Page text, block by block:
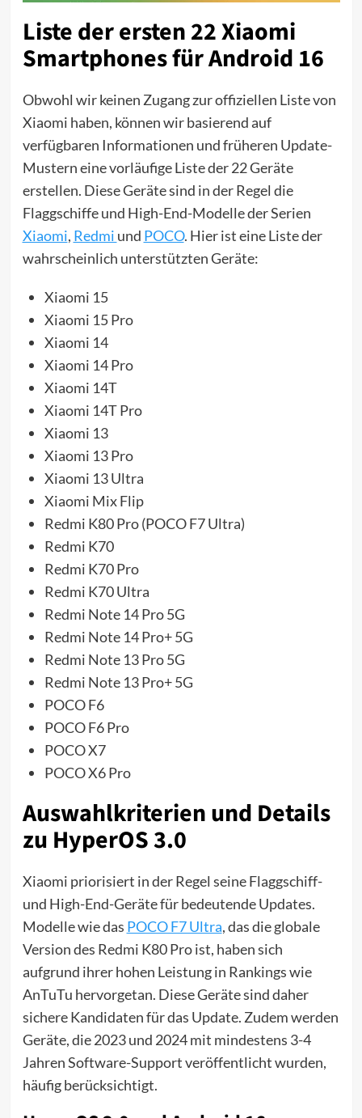
Liste der ersten 22 Xiaomi
Smartphones für Android 16
Obwohl wir keinen Zugang zur offiziellen Liste von
Xiaomi haben, können wir basierend auf
verfügbaren Informationen und früheren Update-
Mustern eine vorläufige Liste der 22 Geräte
erstellen. Diese Geräte sind in der Regel die
Flaggschiffe und High-End-Modelle der Serien
Xiaomi, Redmi und POCO. Hier ist eine Liste der
wahrscheinlich unterstützten Geräte:
Xiaomi 15
Xiaomi 15 Pro
Xiaomi 14
Xiaomi 14 Pro
Xiaomi 14T
Xiaomi 14T Pro
Xiaomi 13
Xiaomi 13 Pro
Xiaomi 13 Ultra
Xiaomi Mix Flip
Redmi K80 Pro (POCO F7 Ultra)
Redmi K70
Redmi K70 Pro
Redmi K70 Ultra
Redmi Note 14 Pro 5G
Redmi Note 14 Pro+ 5G
Redmi Note 13 Pro 5G
Redmi Note 13 Pro+ 5G
POCO F6
POCO F6 Pro
POCO X7
POCO X6 Pro
Auswahlkriterien und Details
zu HyperOS 3.0
Xiaomi priorisiert in der Regel seine Flaggschiff-
und High-End-Geräte für bedeutende Updates.
Modelle wie das POCO F7 Ultra, das die globale
Version des Redmi K80 Pro ist, haben sich
aufgrund ihrer hohen Leistung in Rankings wie
AnTuTu hervorgetan. Diese Geräte sind daher
sichere Kandidaten für das Update. Zudem werden
Geräte, die 2023 und 2024 mit mindestens 3-4
Jahren Software-Support veröffentlicht wurden,
häufig berücksichtigt.